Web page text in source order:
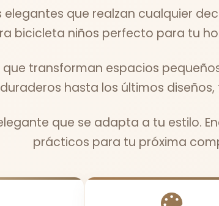
que realzan cualquier
bicicleta niños perfecto para tu
que transforman espacios
hasta los últimos
que se adapta a tu estilo.
prácticos para tu próxima